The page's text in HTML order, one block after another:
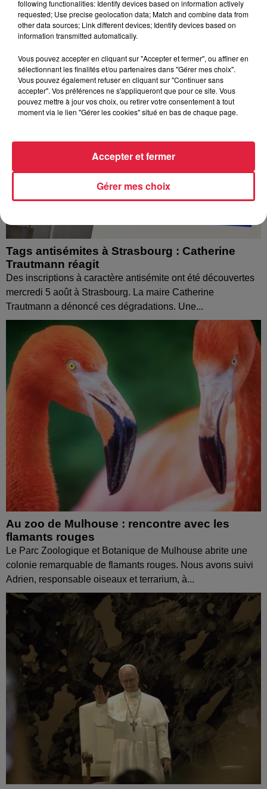
Depuis plusieurs jours, des habitants de Hoerdt ont vu de
l’eau brune s’écouler de leurs robinets. Face aux
nombreuses interrogations, la municipalité a pris...
Tags antisémites à Strasbourg : Catherine
Trautmann réagit
Des inscriptions à caractère antisémite ont été découvertes
mercredi 5 août à Strasbourg. La maire Catherine
Trautmann a dénoncé ces dégradations. Une...
Au zoo de Mulhouse : rencontre avec les
flamants rouges
Le Parc Zoologique et Botanique de Mulhouse abrite une
colonie remarquable de flamants rouges. Nous avons suivi
Adrien, responsable oiseaux et terrarium, à...
following functionalities: Identify devices based on information actively
requested; Use precise geolocation data; Match and combine data from
other data sources; Link different devices; Identify devices based on
information transmitted automatically.
Vous pouvez accepter en cliquant sur "Accepter et fermer", ou affiner en
sélectionnant les finalités et/ou partenaires dans "Gérer mes choix".
Vous pouvez également refuser en cliquant sur "Continuer sans
accepter". Vos préférences ne s'appliqueront que pour ce site. Vous
pouvez mettre à jour vos choix, ou retirer votre consentement à tout
moment via le lien "Gérer les cookies" situé en bas de chaque page.
Gérer mes choix
Accepter et fermer